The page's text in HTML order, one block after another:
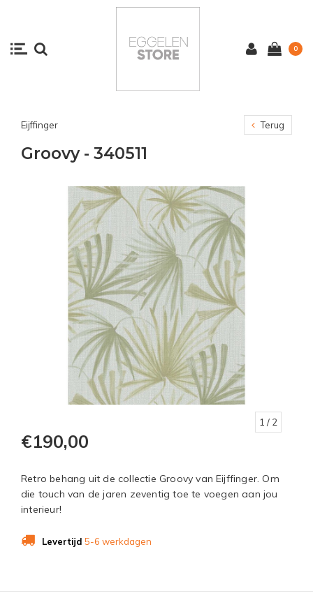
0
Eijffinger Terug
Groovy - 340511
1 / 2
€190,00
Retro behang uit de collectie Groovy van Eijffinger. Om
die touch van de jaren zeventig toe te voegen aan jou
interieur!
Levertijd 5-6 werkdagen